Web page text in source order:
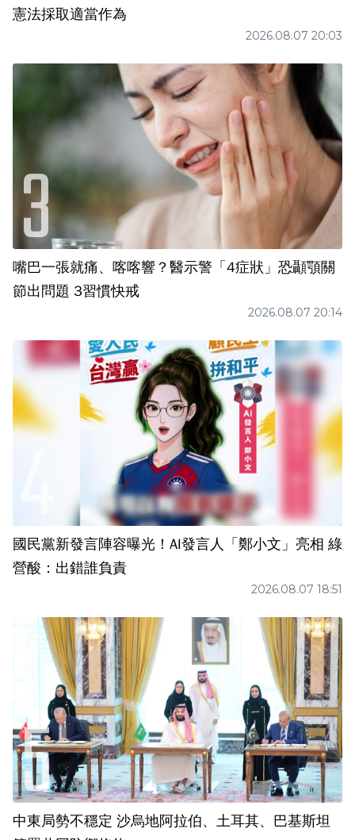
憲法採取適當作為
2026.08.07 20:03
嘴巴一張就痛、喀喀響？醫示警「4症狀」恐顳顎關
節出問題 3習慣快戒
2026.08.07 20:14
國民黨新發言陣容曝光！AI發言人「鄭小文」亮相 綠
營酸：出錯誰負責
2026.08.07 18:51
中東局勢不穩定 沙烏地阿拉伯、土耳其、巴基斯坦